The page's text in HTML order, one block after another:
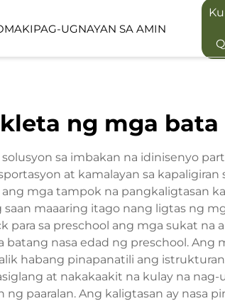
MAKIPAG-UGNAYAN SA AMIN
ng mga bata
sa imbakan na idinisenyo
at kamalayan sa
mga tampok na pangkaligtasan
maaaring itago nang ligtas ng
sa preschool ang mga sukat na
nasa edad ng preschool. Ang
habang pinapanatili ang
at nakakaakit na kulay na
paaralan. Ang kaligtasan ay nasa